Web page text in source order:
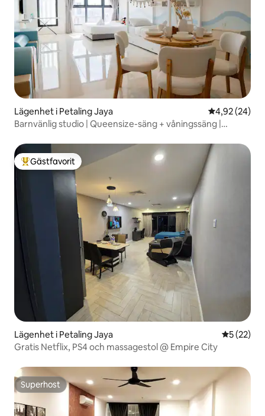
Lägenhet i Petaling Jaya 4,92 av 5 i
4,92 (24)
Barnvänlig studio | Queensize-säng + våningssäng |
Populär gästfavorit
Gästfavorit
Lägenhet i Petaling Jaya 5 av 5 i
5 (22)
Gratis Netflix, PS4 och massagestol @ Empire City
Superhost
Superhost